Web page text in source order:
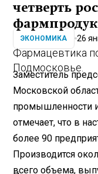
четверть
ЭКОНОМИКА 26
Фармацевтика
Подмосковье.
Заместитель
Московской
промышленности
отмечает, что в
более 90
Производится
всего объема,